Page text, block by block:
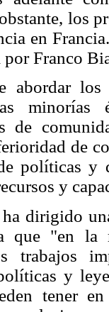
los
en
Franco
abordar los
minorías
de
de
políticas y
y
dirigido
que "en la
trabajos
y
tener